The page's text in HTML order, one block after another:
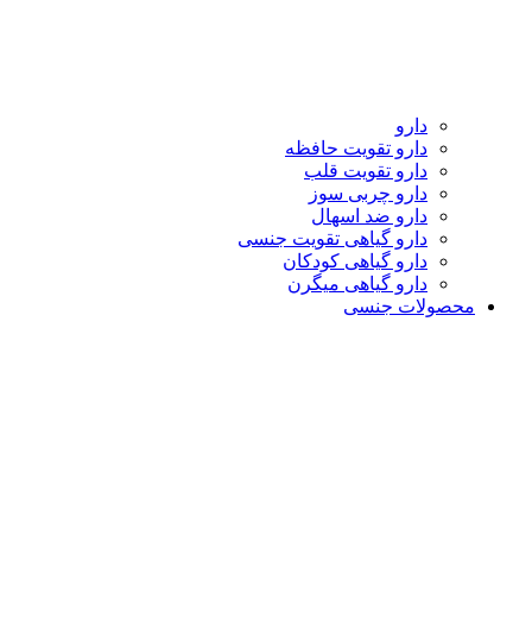
دارو
دارو تقویت حافظه
دارو تقویت قلب
دارو چربی سوز
دارو ضد اسهال
دارو گیاهی تقویت جنسی
دارو گیاهی کودکان
دارو گیاهی میگرن
محصولات جنسی